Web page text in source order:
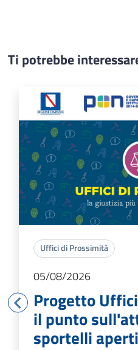
Ti potrebbe
Uffici di Prossimità
05/08/2026
Progetto
il punto
sportelli aperti